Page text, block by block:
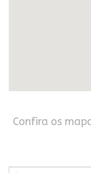
Confira os